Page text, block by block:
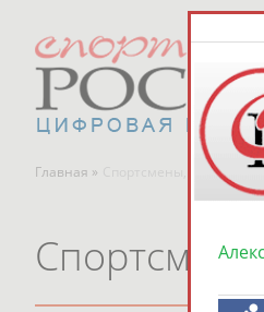
Главная » Спортсмены, тренеры и